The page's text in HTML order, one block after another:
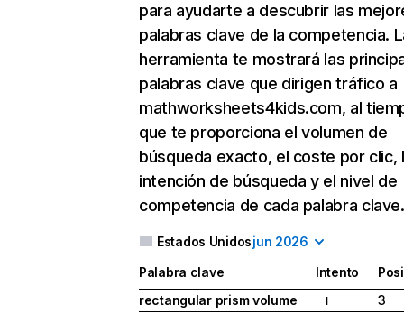
para ayudarte a descubrir las
palabras clave de la competencia.
herramienta te mostrará las
palabras clave que dirigen tráfico a
mathworksheets4kids.com, al
que te proporciona el volumen de
búsqueda exacto, el coste por clic,
intención de búsqueda y el nivel de
competencia de cada palabra clave.
Estados Unidosjun 2026
Palabra clave Intento
rectangular prism volume
I
3